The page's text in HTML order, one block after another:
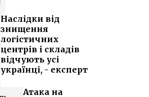
Наслідки від
знищення
логістичних
центрів і складів
відчують усі
українці, - експерт
Атака на